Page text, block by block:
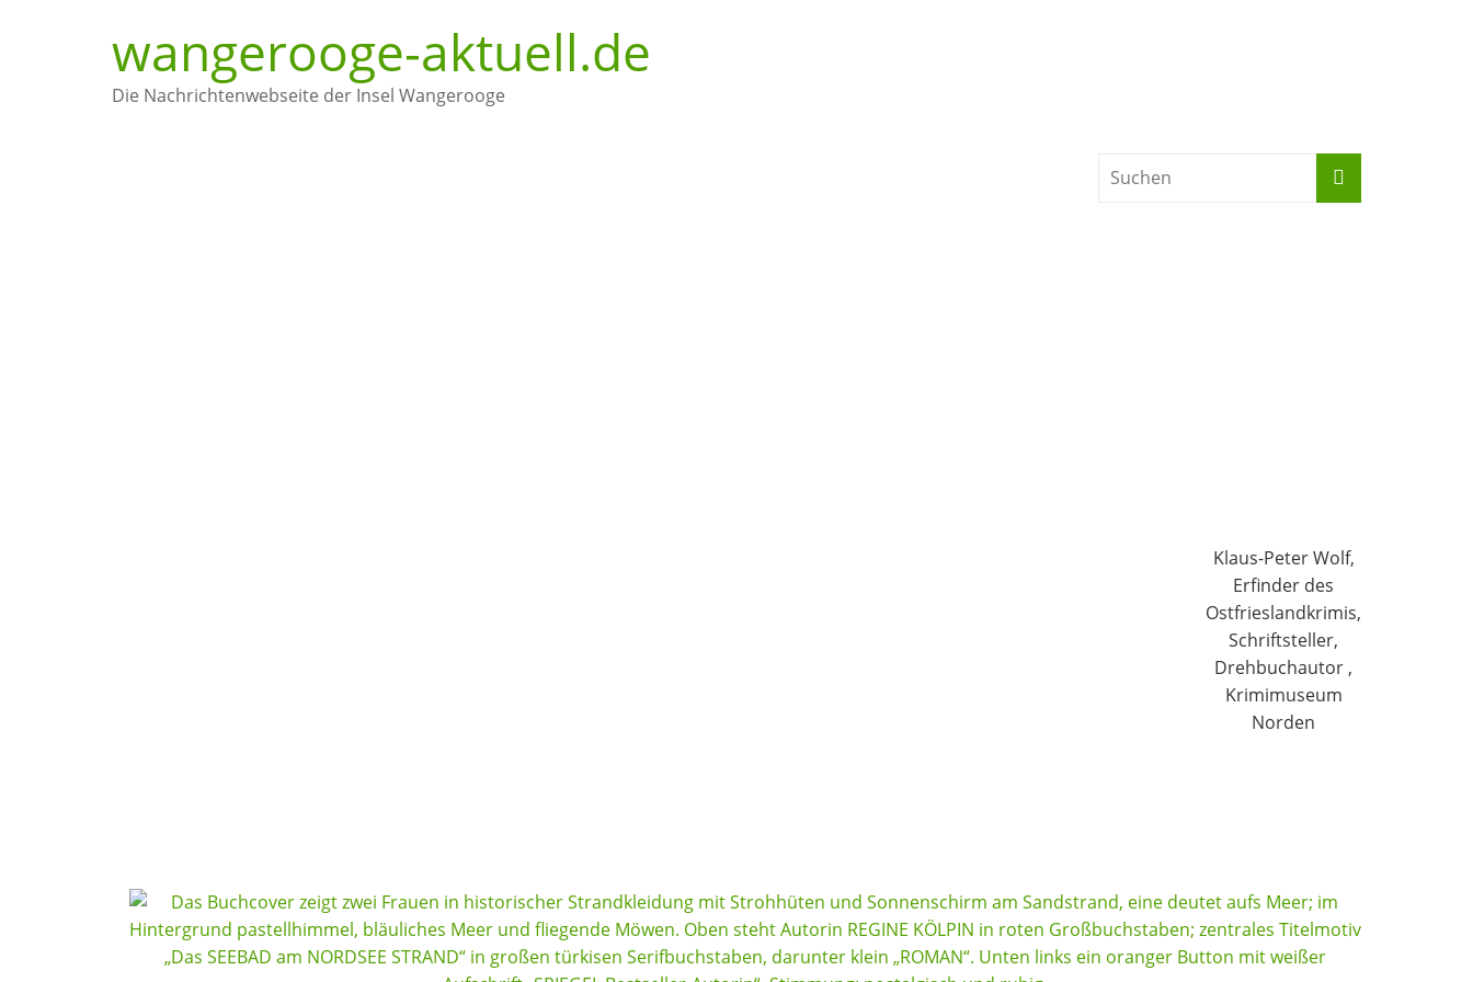
wangerooge-aktuell.de
Die Nachrichtenwebseite der Insel Wangerooge
Klaus-Peter Wolf,
Erfinder des
Ostfrieslandkrimis,
Schriftsteller,
Drehbuchautor ,
Krimimuseum
Norden